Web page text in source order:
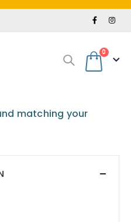
0
matching your